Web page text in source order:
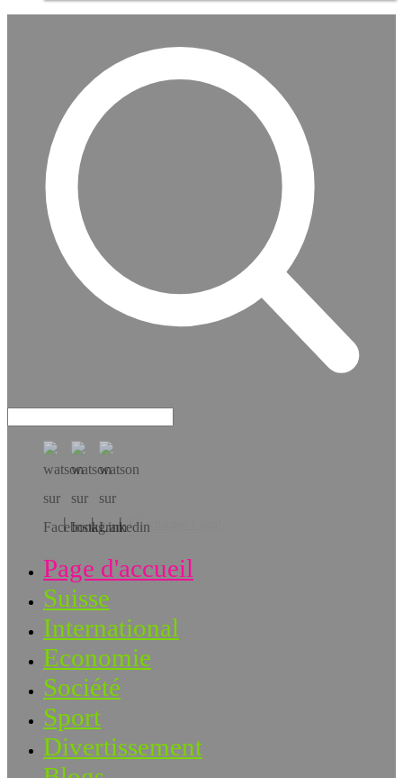
Téléchargez l’app!
Page d'accueil
Suisse
International
Economie
Société
Sport
Divertissement